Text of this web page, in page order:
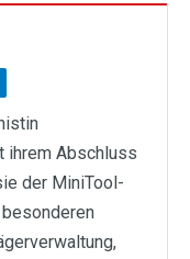
ihrem Abschluss
der MiniTool-